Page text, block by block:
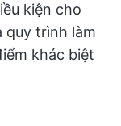
kiện cho
quy trình làm
khác biệt